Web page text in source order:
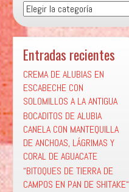
Categorías
Entradas recientes
CREMA DE ALUBIAS EN
ESCABECHE CON
SOLOMILLOS A LA ANTIGUA
BOCADITOS DE ALUBIA
CANELA CON MANTEQUILLA
DE ANCHOAS, LÁGRIMAS Y
CORAL DE AGUACATE
“BITOQUES DE TIERRA DE
CAMPOS EN PAN DE SHITAKE“